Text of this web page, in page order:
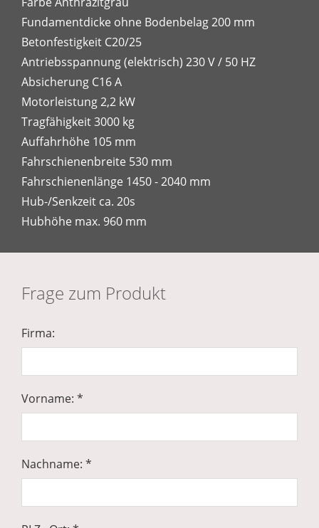
Fundamentdicke ohne Bodenbelag 200 mm
Betonfestigkeit C20/25
Antriebsspannung (elektrisch) 230 V / 50 HZ
Absicherung C16 A
Motorleistung 2,2 kW
Tragfähigkeit 3000 kg
Auffahrhöhe 105 mm
Fahrschienenbreite 530 mm
Fahrschienenlänge 1450 - 2040 mm
Hub-/Senkzeit ca. 20s
Hubhöhe max. 960 mm
Frage zum Produkt
Firma:
Vorname: *
Nachname: *